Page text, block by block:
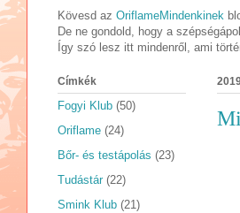
Kövesd az OriflameMindenkinek
De ne gondold, hogy a
Így szó lesz itt mindenről, ami
Címkék
Fogyi Klub (50)
Oriflame (24)
Bőr- és testápolás (23)
Tudástár (22)
Smink Klub (21)